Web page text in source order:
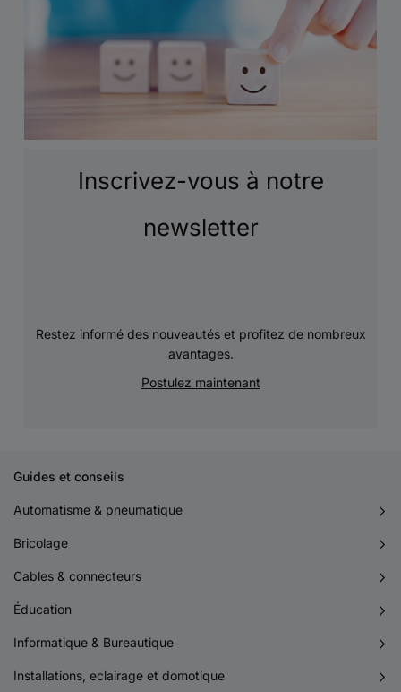
Inscrivez-vous à notre
newsletter
Restez informé des nouveautés et profitez de nombreux
avantages.
Postulez maintenant
Guides et conseils
Automatisme & pneumatique
Bricolage
Cables & connecteurs
Éducation
Informatique & Bureautique
Installations, eclairage et domotique